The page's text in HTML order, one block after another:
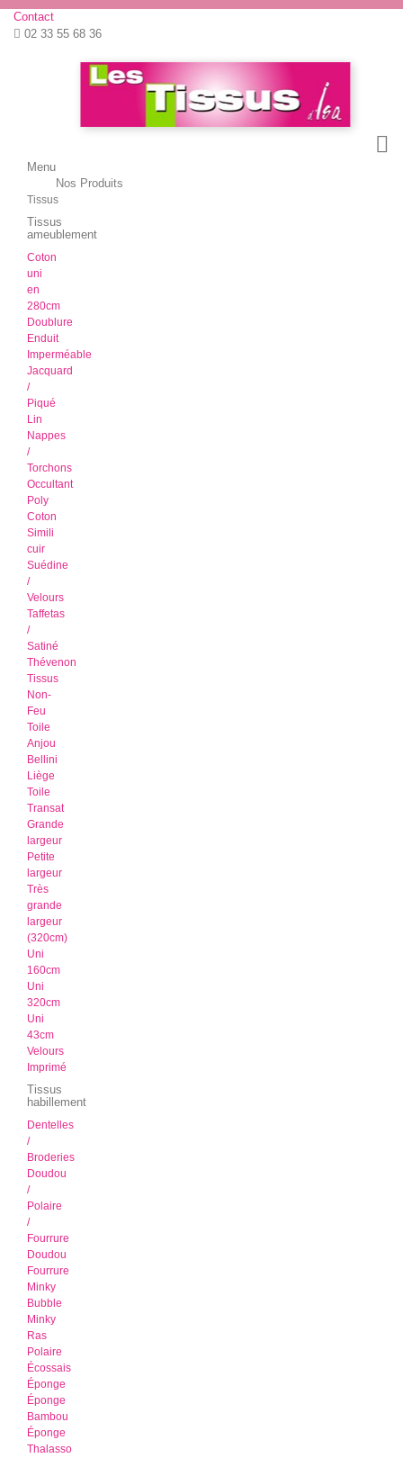
Contact
02 33 55 68 36
Menu
Nos Produits
Tissus
Tissus
ameublement
Coton
uni
en
280cm
Doublure
Enduit
Imperméable
Jacquard
/
Piqué
Lin
Nappes
/
Torchons
Occultant
Poly
Coton
Simili
cuir
Suédine
/
Velours
Taffetas
/
Satiné
Thévenon
Tissus
Non-
Feu
Toile
Anjou
Bellini
Liège
Toile
Transat
Grande
largeur
Petite
largeur
Très
grande
largeur
(320cm)
Uni
160cm
Uni
320cm
Uni
43cm
Velours
Imprimé
Tissus
habillement
Dentelles
/
Broderies
Doudou
/
Polaire
/
Fourrure
Doudou
Fourrure
Minky
Bubble
Minky
Ras
Polaire
Écossais
Éponge
Éponge
Bambou
Éponge
Thalasso